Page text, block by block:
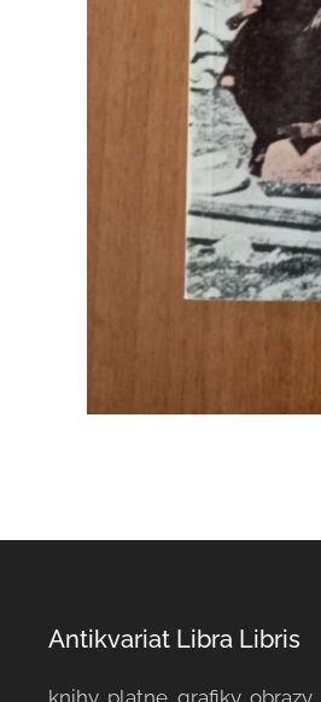
Antikvariat Libra Libris